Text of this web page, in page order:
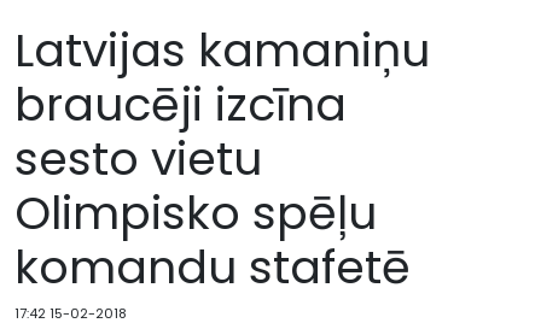
Latvijas kamaniņu
braucēji izcīna
sesto vietu
Olimpisko spēļu
komandu stafetē
17:42 15-02-2018